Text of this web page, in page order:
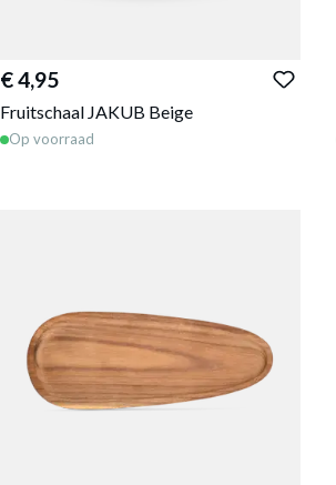
€ 4,95
Fruitschaal JAKUB Beige
Op voorraad